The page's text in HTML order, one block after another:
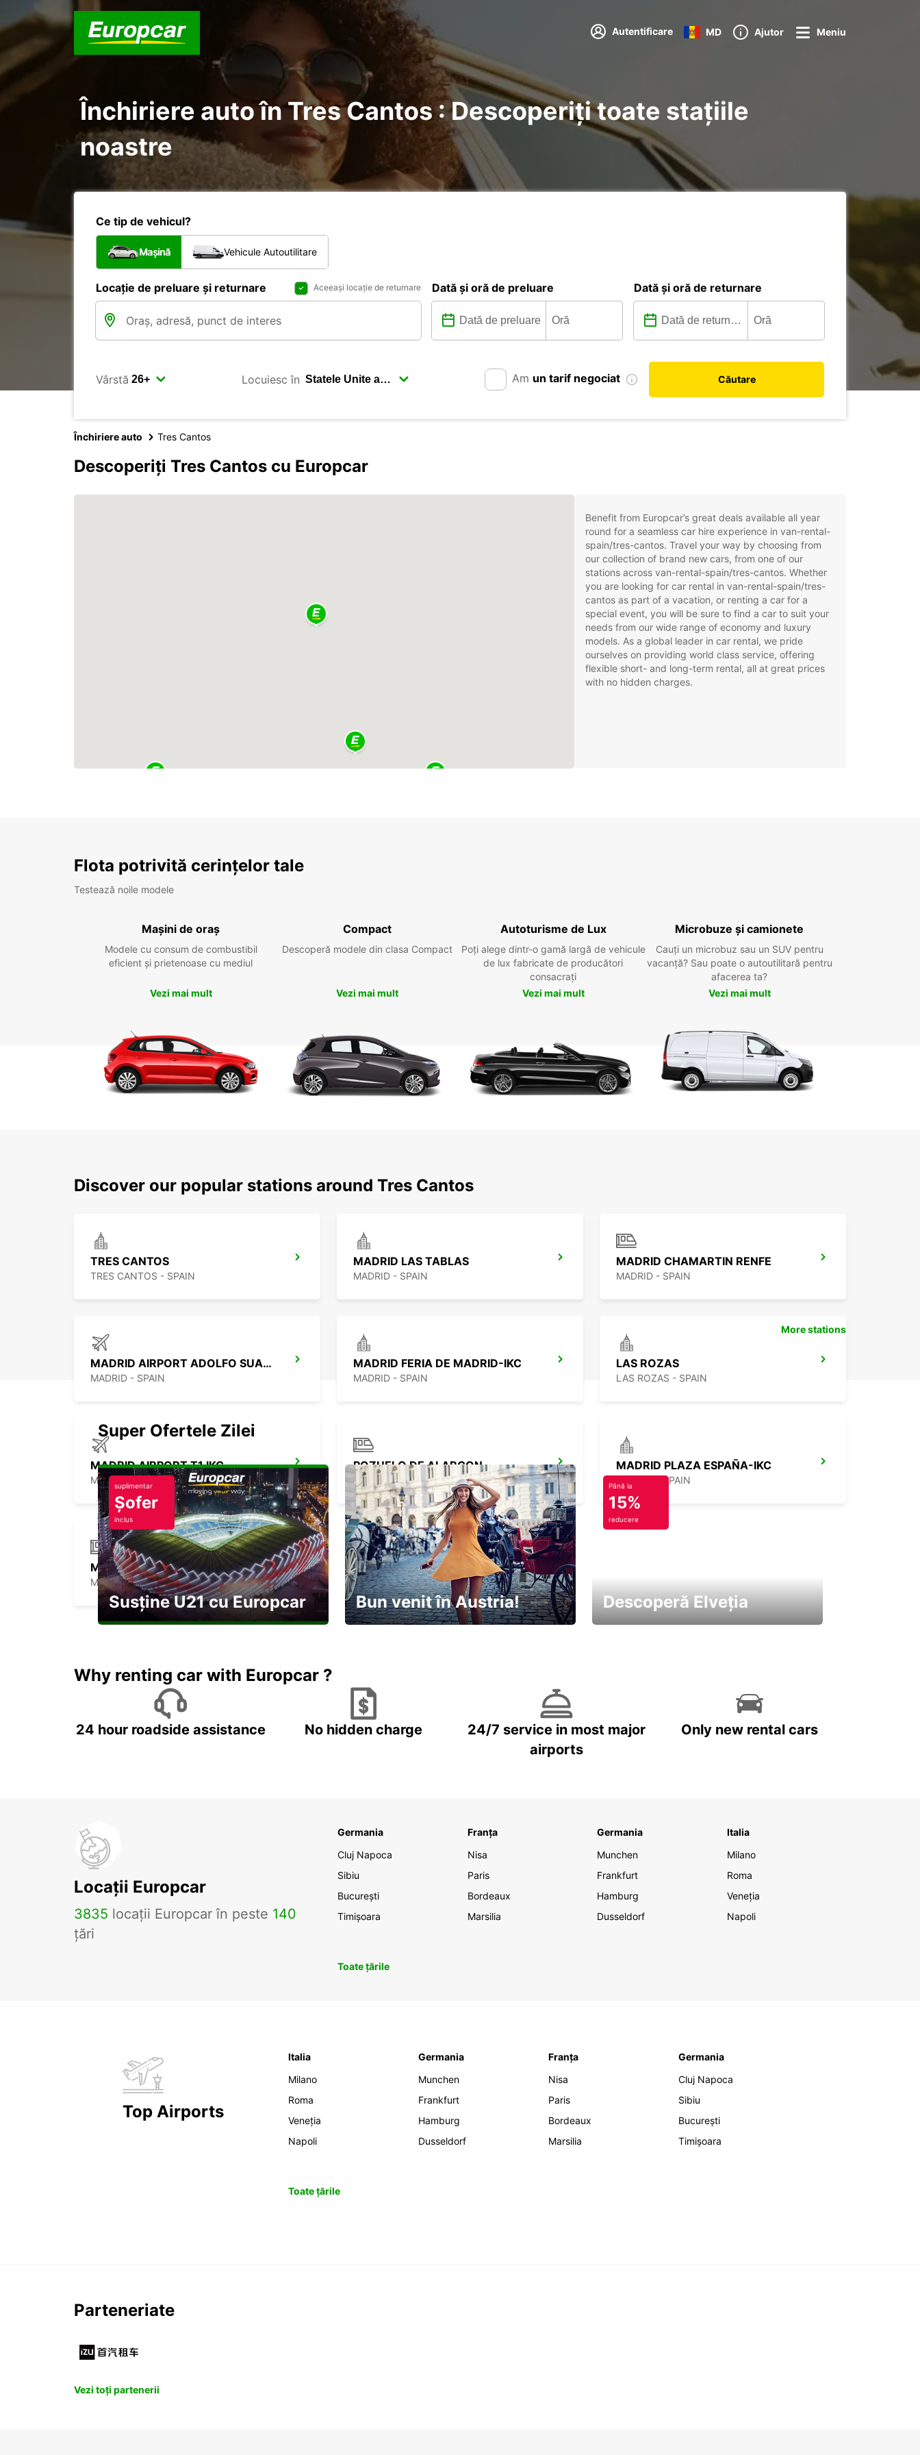
Autentificare MD Ajutor Meniu
Închiriere auto în Tres Cantos : Descoperiți toate stațiile
noastre
Ce tip de vehicul?
Mașină Vehicule Autoutilitare
Locație de preluare și returnare Aceeași locație de returnare Dată și oră de preluare Dată și oră de returnare
Vârstă Locuiesc în Am un tarif negociat Căutare
Închiriere auto Tres Cantos
Descoperiți Tres Cantos cu Europcar
Benefit from Europcar’s great deals available all year
round for a seamless car hire experience in van-rental-
spain/tres-cantos. Travel your way by choosing from
our collection of brand new cars, from one of our
stations across van-rental-spain/tres-cantos. Whether
you are looking for car rental in van-rental-spain/tres-
cantos as part of a vacation, or renting a car for a
special event, you will be sure to find a car to suit your
needs from our wide range of economy and luxury
models. As a global leader in car rental, we pride
ourselves on providing world class service, offering
flexible short- and long-term rental, all at great prices
with no hidden charges.
Flota potrivită cerințelor tale
Testează noile modele
Mașini de oraș
Modele cu consum de combustibil
eficient și prietenoase cu mediul
Vezi mai mult
Compact
Descoperă modele din clasa Compact
Vezi mai mult
Autoturisme de Lux
Poți alege dintr-o gamă largă de vehicule
de lux fabricate de producători
consacrați
Vezi mai mult
Microbuze și camionete
Cauți un microbuz sau un SUV pentru
vacanță? Sau poate o autoutilitară pentru
afacerea ta?
Vezi mai mult
Discover our popular stations around Tres Cantos
TRES CANTOS
TRES CANTOS - SPAIN
MADRID LAS TABLAS
MADRID - SPAIN
MADRID CHAMARTIN RENFE
MADRID - SPAIN
MADRID AIRPORT ADOLFO SUAREZ T4 IKC
MADRID - SPAIN
MADRID FERIA DE MADRID-IKC
MADRID - SPAIN
LAS ROZAS
LAS ROZAS - SPAIN
MADRID AIRPORT T1 IKC
MADRID - SPAIN
POZUELO DE ALARCON
POZUELO DE ALARCON - SPAIN
MADRID PLAZA ESPAÑA-IKC
MADRID - SPAIN
MADRID ATOCHA RENFE
MADRID - SPAIN
More stations
Super Ofertele Zilei
suplimentar
Șofer
inclus
Susține U21 cu Europcar Bun venit în Austria!
Până la
15%
reducere
Descoperă Elveția
Why renting car with Europcar ?
24 hour roadside assistance No hidden charge
24/7 service in most major
airports
Only new rental cars
Locații Europcar
3835 locații Europcar în peste 140
țări
Germania
Cluj Napoca
Sibiu
București
Timișoara
Franța
Nisa
Paris
Bordeaux
Marsilia
Germania
Munchen
Frankfurt
Hamburg
Dusseldorf
Italia
Milano
Roma
Veneția
Napoli
Toate țările
Top Airports
Italia
Milano
Roma
Veneția
Napoli
Germania
Munchen
Frankfurt
Hamburg
Dusseldorf
Franța
Nisa
Paris
Bordeaux
Marsilia
Germania
Cluj Napoca
Sibiu
București
Timișoara
Toate țările
Parteneriate
Vezi toți partenerii